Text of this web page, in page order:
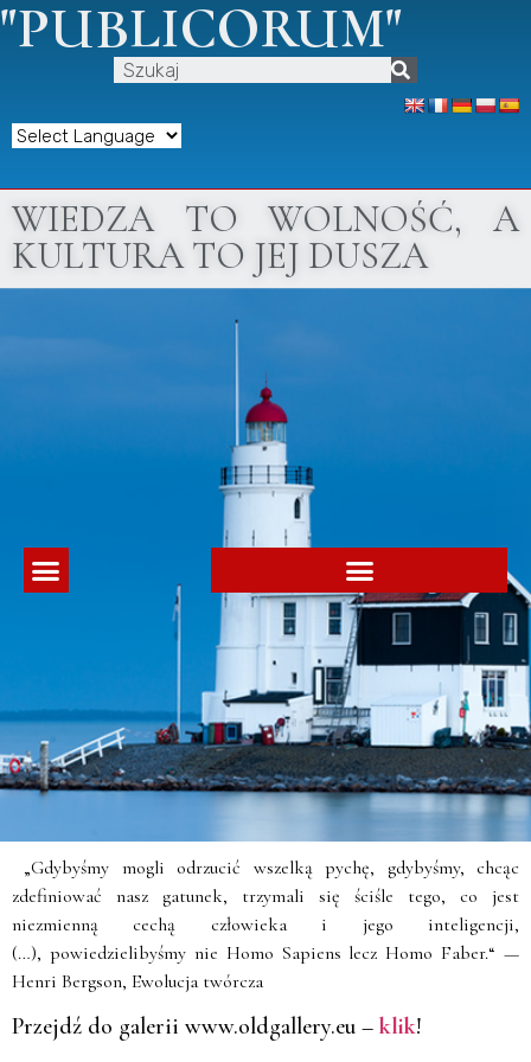
"PUBLICORUM"
WIEDZA TO WOLNOŚĆ, A
KULTURA TO JEJ DUSZA
„Gdybyśmy mogli odrzucić wszelką pychę, gdybyśmy, chcąc
zdefiniować nasz gatunek, trzymali się ściśle tego, co jest
niezmienną cechą człowieka i jego inteligencji,
(…), powiedzielibyśmy nie Homo Sapiens lecz Homo Faber.“ —
Henri Bergson, Ewolucja twórcza
Przejdź do galerii www.oldgallery.eu – klik!